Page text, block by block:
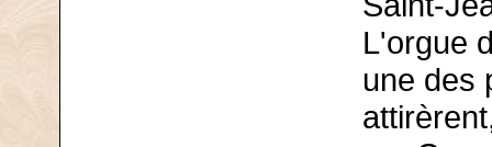
L'orgue
une des